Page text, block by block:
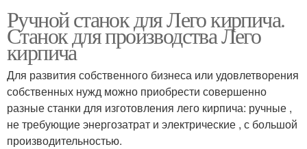
Ручной станок для Лего кирпича.
Станок для производства Лего
кирпича
Для развития собственного бизнеса или удовлетворения
собственных нужд можно приобрести совершенно
разные станки для изготовления лего кирпича: ручные ,
не требующие энергозатрат и электрические , с большой
производительностью.